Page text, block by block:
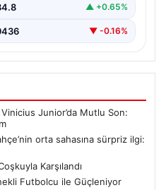
▲ +0.65%
▼ -0.16%
Junior’da Mutlu Son:
orta sahasına sürpriz ilgi:
Karşılandı
Futbolcu ile Güçleniyor